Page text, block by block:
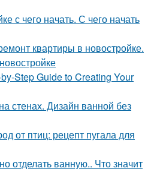
с чего начать. С чего начать
квартиры в новостройке.
Step Guide to Creating Your
стенах. Дизайн ванной без
от птиц: рецепт пугала для
отделать ванную.. Что значит